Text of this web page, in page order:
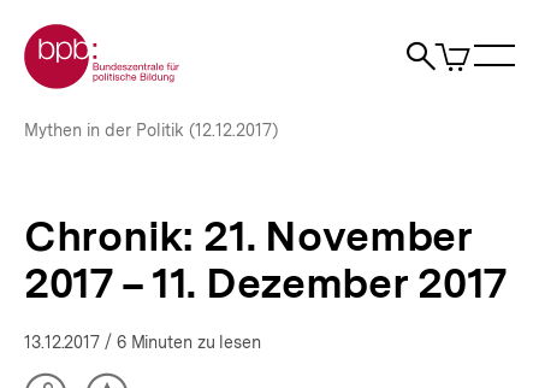
zum
Seiteninhalt
springen
Zur Startseite der bpb
Suche
Artikel
im
Chronik:
Dezember
2017
Brotkrümelnavigation
Pfadnavigation
Mythen in der Politik (12.12.2017)
Chronik: 21. November
2017 – 11. Dezember 2017
13.12.2017 / 6 Minuten zu lesen